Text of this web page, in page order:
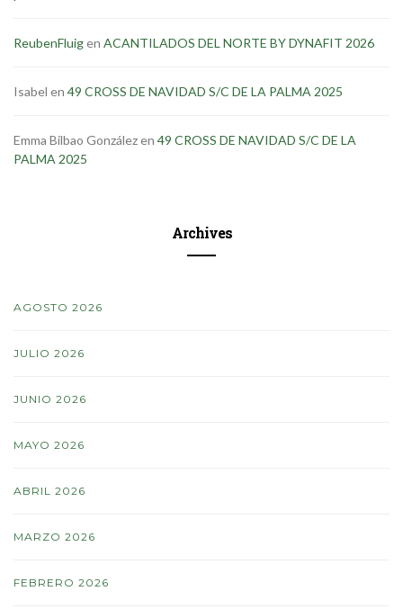
ReubenFluigen ACANTILADOS DEL NORTE BY DYNAFIT 2026
Isabel en 49 CROSS DE NAVIDAD S/C DE LA PALMA 2025
Emma Bilbao Gonzálezen 49 CROSS DE NAVIDAD S/C DE LA
PALMA 2025
Archives
AGOSTO 2026
JULIO 2026
JUNIO 2026
MAYO 2026
ABRIL 2026
MARZO 2026
FEBRERO 2026